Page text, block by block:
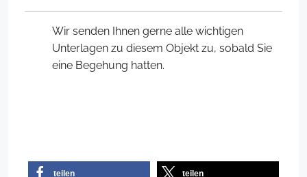
Wir senden Ihnen gerne alle wichtigen
Unterlagen zu diesem Objekt zu, sobald Sie
eine Begehung hatten.
teilen teilen